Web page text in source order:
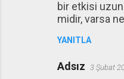
bir etkisi
midir, varsa
YANITLA
Adsız 3 Şubat